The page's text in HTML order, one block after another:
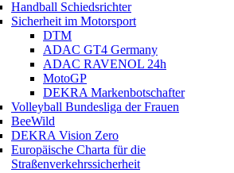
Handball Schiedsrichter
Sicherheit im Motorsport
DTM
ADAC GT4 Germany
ADAC RAVENOL 24h
MotoGP
DEKRA Markenbotschafter
Volleyball Bundesliga der Frauen
BeeWild
DEKRA Vision Zero
Europäische Charta für die
Straßenverkehrssicherheit